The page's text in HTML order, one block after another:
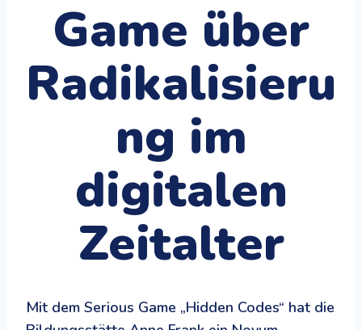
Game über
Radikalisieru
ng im
digitalen
Zeitalter
Mit dem Serious Game „Hidden Codes“ hat die